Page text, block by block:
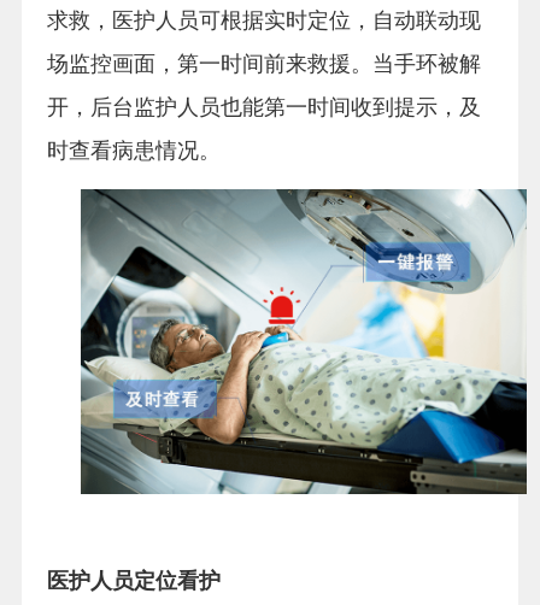
求救，医护人员可根据实时定位，自动联动现
场监控画面，第一时间前来救援。当手环被解
开，后台监护人员也能第一时间收到提示，及
时查看病患情况。
医护人员定位看护